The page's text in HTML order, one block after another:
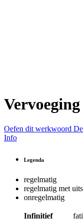
Oefen dit werkwoord
Info
Legenda
regelmatig
regelmatig met
onregelmatig
Infinitief